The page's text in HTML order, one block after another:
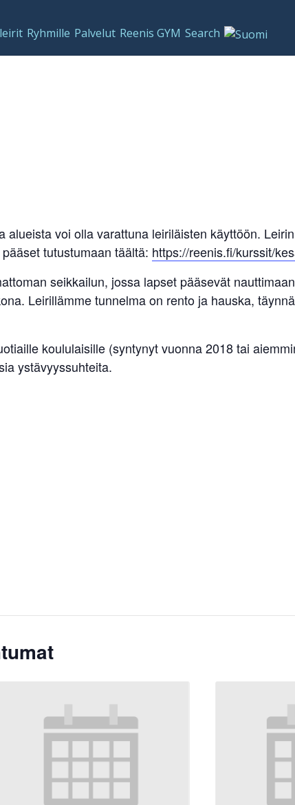
Ryhmille Palvelut Reenis GYM Search
alueista voi olla varattuna leiriläisten käyttöön.
tutustumaan täältä: https://reenis.fi/kurssit/
seikkailun, jossa lapset pääsevät
Leirillämme tunnelma on rento ja hauska,
koululaisille (syntynyt vuonna 2018 tai
ystävyyssuhteita.